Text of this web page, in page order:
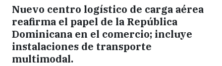
Nuevo centro logístico de carga aérea
reafirma el papel de la República
Dominicana en el comercio; incluye
instalaciones de transporte
multimodal.